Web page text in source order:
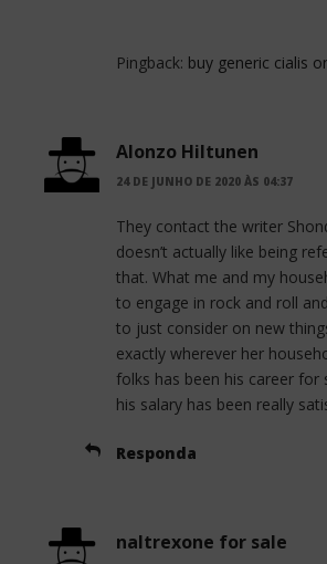
Pingback: buy generic cialis
Alonzo Hiltunen
24 DE JUNHO DE 2020 ÀS 04:37
They contact the writer
doesn’t actually like being
that. What me and my
to engage in rock and roll
to just consider on new
exactly wherever her
folks has been his career for
his salary has been really
Responda
naltrexone for sale